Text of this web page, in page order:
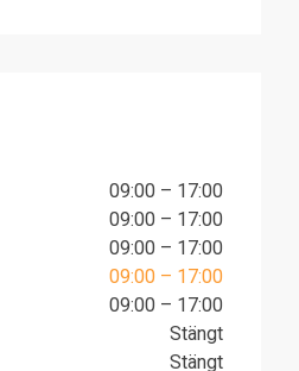
09:00 – 17:00
09:00 – 17:00
09:00 – 17:00
09:00 – 17:00
09:00 – 17:00
Stängt
Stängt